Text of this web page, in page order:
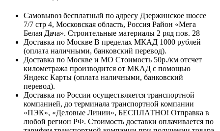
Самовывоз бесплатный по адресу Дзержинское шоссе
7/7 стр 4, Московская область, Россия Район «Мега
Белая Дача». Строительные материалы 2 ряд пов. 28
Доставка по Москве В пределах МКАД 1000 рублей
(оплата наличными, банковский перевод).
Доставка по Москве и МО Стоимость 50р./км отсчет
километража производится от МКАД с помощью
Яндекс Карты (оплата наличными, банковский
перевод).
Доставка по России осуществляется транспортной
компанией, до терминала транспортной компании
«ПЭК», «Деловые Линии», БЕСПЛАТНО! Отправка в
любой регион РФ. Стоимость доставки оплачивается по